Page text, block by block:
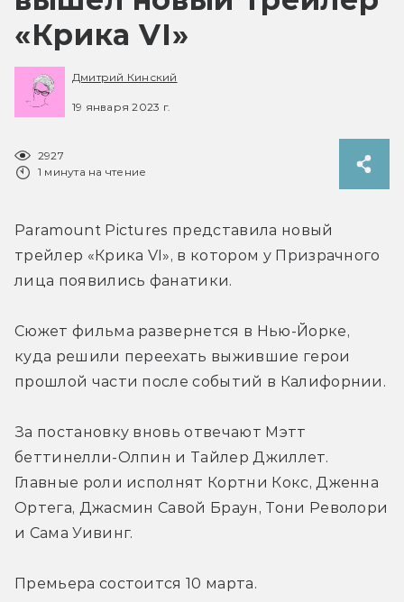
«Крика VI»
Дмитрий Кинский
19 января 2023 г.
2927
1 минута на чтение
Paramount Pictures представила новый
трейлер «Крика VI», в котором у Призрачного
лица появились фанатики.
Сюжет фильма развернется в Нью-Йорке,
куда решили переехать выжившие герои
прошлой части после событий в Калифорнии.
За постановку вновь отвечают Мэтт
беттинелли-Олпин и Тайлер Джиллет.
Главные роли исполнят Кортни Кокс, Дженна
Ортега, Джасмин Савой Браун, Тони Револори
и Сама Уивинг.
Премьера состоится 10 марта.